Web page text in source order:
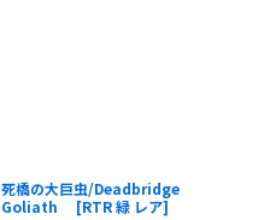
死橋の大巨虫/Deadbridge
Goliath
[RTR 緑 レア]